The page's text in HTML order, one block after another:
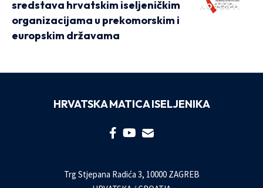
NOVOSTI
sredstava hrvatskim iseljeničkim
organizacijama u prekomorskim i
europskim državama
HRVATSKA MATICA ISELJENIKA
Trg Stjepana Radića 3, 10000 ZAGREB